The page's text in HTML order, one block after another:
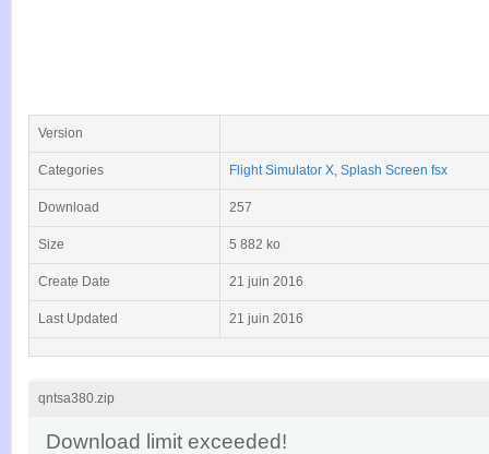
Version
Categories Flight Simulator X Splash Screen fsx
Download 257
Size 5 882 ko
Create Date 21 juin 2016
Last Updated 21 juin 2016
qntsa380.zip
Download limit exceeded!